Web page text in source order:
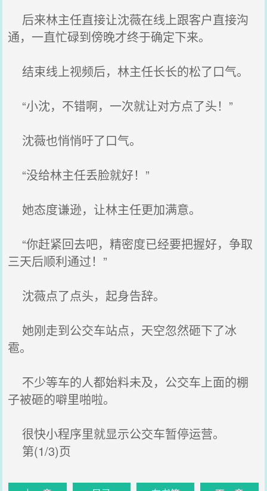
后来林主任直接让沈薇在线上跟客户直接沟
通，一直忙碌到傍晚才终于确定下来。
结束线上视频后，林主任长长的松了口气。
“小沈，不错啊，一次就让对方点了头！”
沈薇也悄悄吁了口气。
“没给林主任丢脸就好！”
她态度谦逊，让林主任更加满意。
“你赶紧回去吧，精密度已经要把握好，争取
三天后顺利通过！”
沈薇点了点头，起身告辞。
她刚走到公交车站点，天空忽然砸下了冰
雹。
不少等车的人都始料未及，公交车上面的棚
子被砸的噼里啪啦。
很快小程序里就显示公交车暂停运营。
第(1/3)页